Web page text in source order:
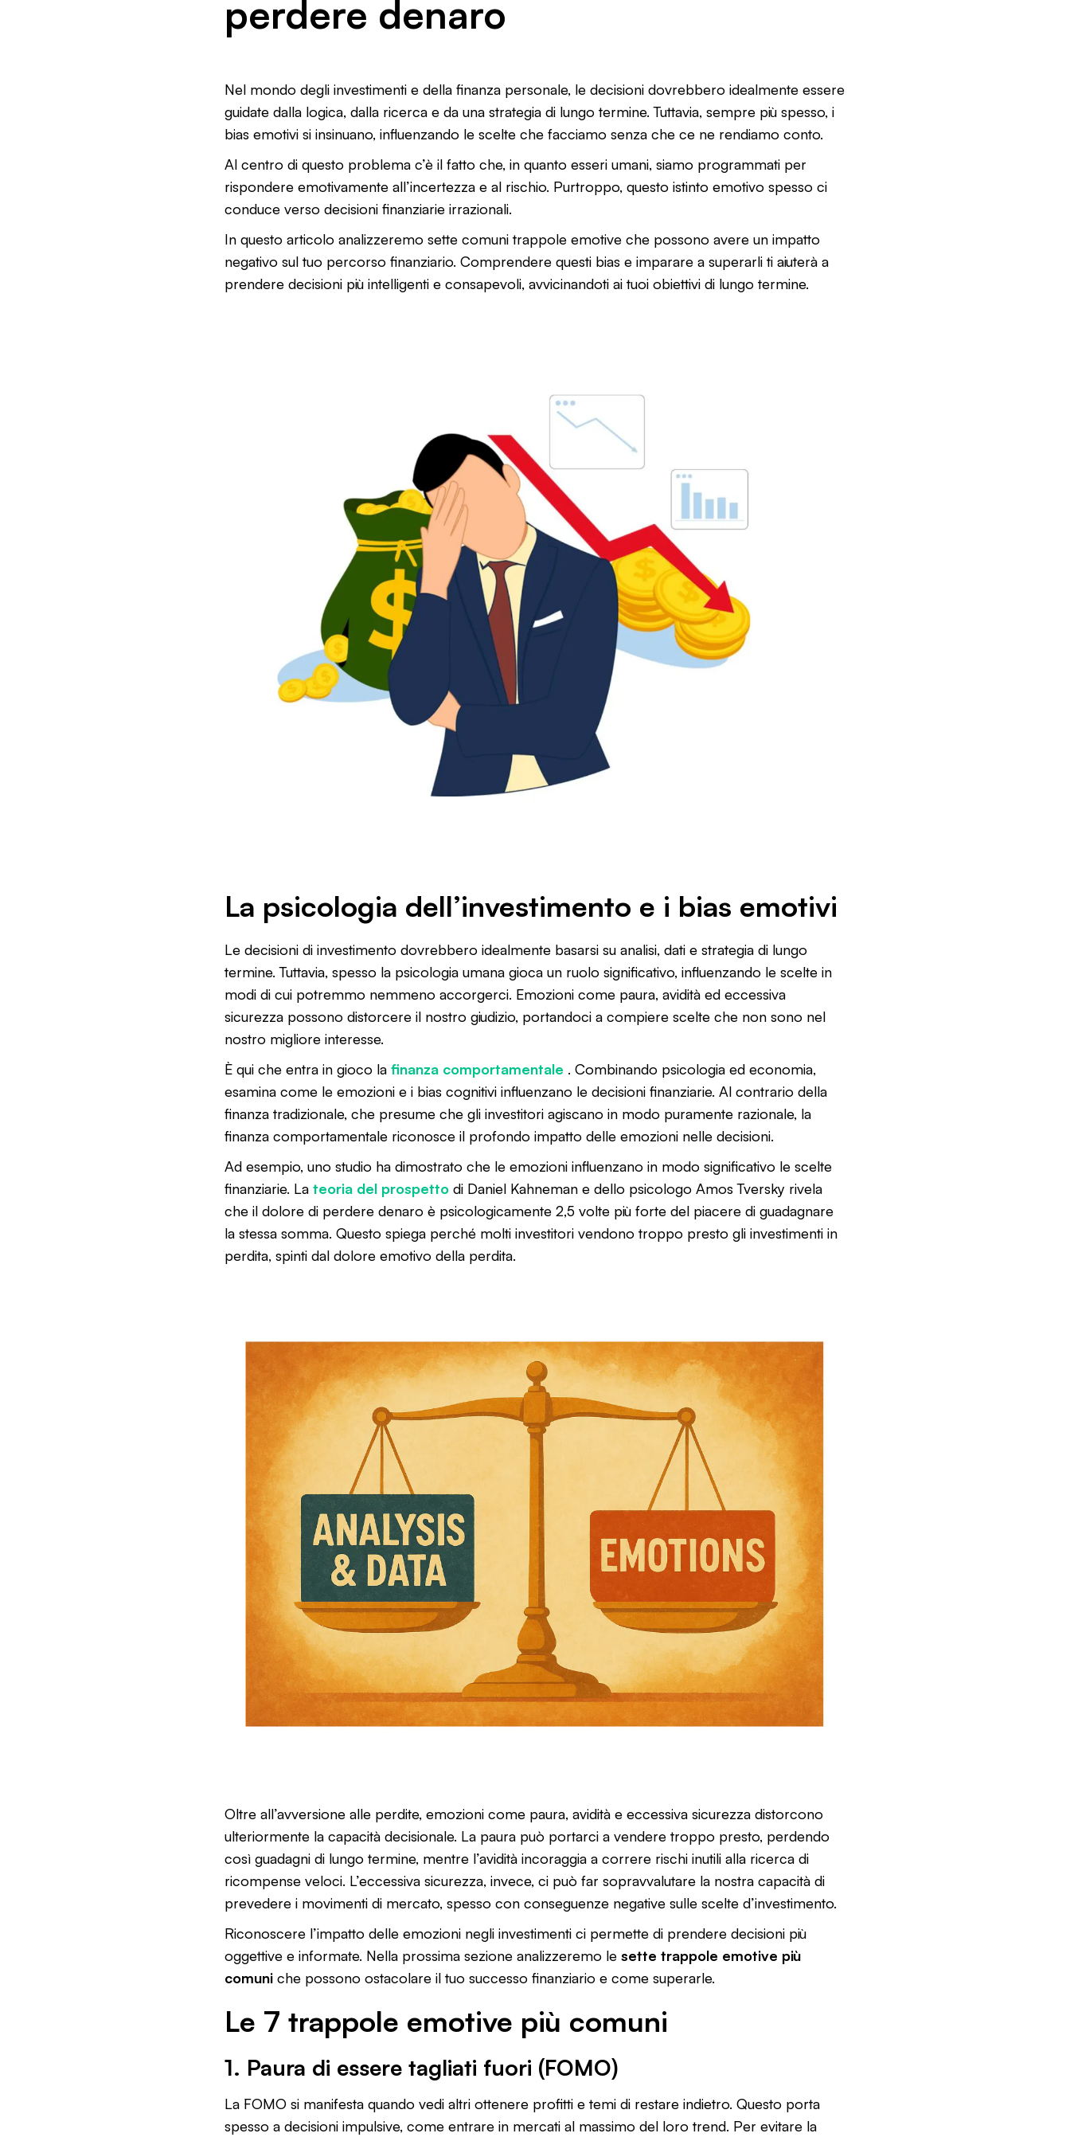
perdere denaro
Nel mondo degli investimenti e della finanza personale, le decisioni dovrebbero idealmente essere
guidate dalla logica, dalla ricerca e da una strategia di lungo termine. Tuttavia, sempre più spesso, i
bias emotivi si insinuano, influenzando le scelte che facciamo senza che ce ne rendiamo conto.
Al centro di questo problema c’è il fatto che, in quanto esseri umani, siamo programmati per
rispondere emotivamente all’incertezza e al rischio. Purtroppo, questo istinto emotivo spesso ci
conduce verso decisioni finanziarie irrazionali.
In questo articolo analizzeremo sette comuni trappole emotive che possono avere un impatto
negativo sul tuo percorso finanziario. Comprendere questi bias e imparare a superarli ti aiuterà a
prendere decisioni più intelligenti e consapevoli, avvicinandoti ai tuoi obiettivi di lungo termine.
La psicologia dell’investimento e i bias emotivi
Le decisioni di investimento dovrebbero idealmente basarsi su analisi, dati e strategia di lungo
termine. Tuttavia, spesso la psicologia umana gioca un ruolo significativo, influenzando le scelte in
modi di cui potremmo nemmeno accorgerci. Emozioni come paura, avidità ed eccessiva
sicurezza possono distorcere il nostro giudizio, portandoci a compiere scelte che non sono nel
nostro migliore interesse.
È qui che entra in gioco la finanza comportamentale . Combinando psicologia ed economia,
esamina come le emozioni e i bias cognitivi influenzano le decisioni finanziarie. Al contrario della
finanza tradizionale, che presume che gli investitori agiscano in modo puramente razionale, la
finanza comportamentale riconosce il profondo impatto delle emozioni nelle decisioni.
Ad esempio, uno studio ha dimostrato che le emozioni influenzano in modo significativo le scelte
finanziarie. La teoria del prospetto di Daniel Kahneman e dello psicologo Amos Tversky rivela
che il dolore di perdere denaro è psicologicamente 2,5 volte più forte del piacere di guadagnare
la stessa somma. Questo spiega perché molti investitori vendono troppo presto gli investimenti in
perdita, spinti dal dolore emotivo della perdita.
Oltre all’avversione alle perdite, emozioni come paura, avidità e eccessiva sicurezza distorcono
ulteriormente la capacità decisionale. La paura può portarci a vendere troppo presto, perdendo
così guadagni di lungo termine, mentre l’avidità incoraggia a correre rischi inutili alla ricerca di
ricompense veloci. L’eccessiva sicurezza, invece, ci può far sopravvalutare la nostra capacità di
prevedere i movimenti di mercato, spesso con conseguenze negative sulle scelte d’investimento.
Riconoscere l’impatto delle emozioni negli investimenti ci permette di prendere decisioni più
oggettive e informate. Nella prossima sezione analizzeremo le sette trappole emotive più
comuni che possono ostacolare il tuo successo finanziario e come superarle.
Le 7 trappole emotive più comuni
1. Paura di essere tagliati fuori (FOMO)
La FOMO si manifesta quando vedi altri ottenere profitti e temi di restare indietro. Questo porta
spesso a decisioni impulsive, come entrare in mercati al massimo del loro trend. Per evitare la